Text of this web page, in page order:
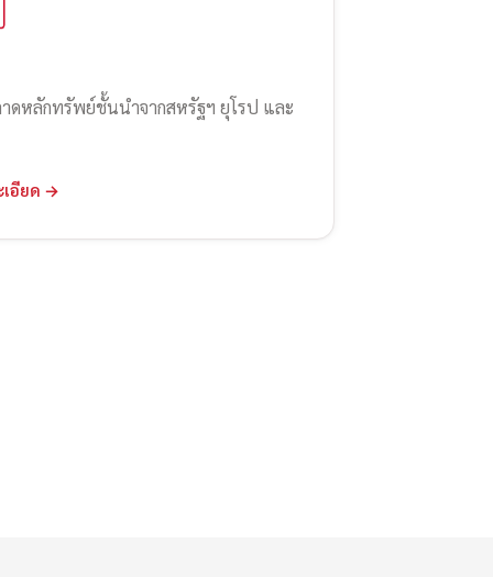
ดหลักทรัพย์ชั้นนำจากสหรัฐฯ ยุโรป และ
เอียด →